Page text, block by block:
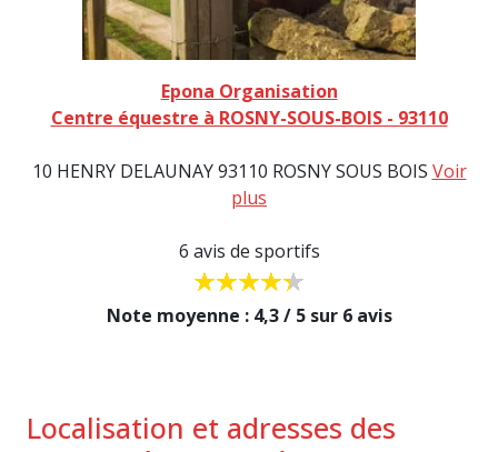
Epona Organisation
Centre équestre à ROSNY-SOUS-BOIS - 93110
10 HENRY DELAUNAY 93110 ROSNY SOUS BOIS Voir
plus
6 avis de sportifs
Note moyenne : 4,3 / 5 sur 6 avis
Localisation et adresses des